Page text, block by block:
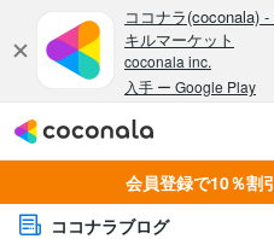
会員登録で10％割
ココナラブログ